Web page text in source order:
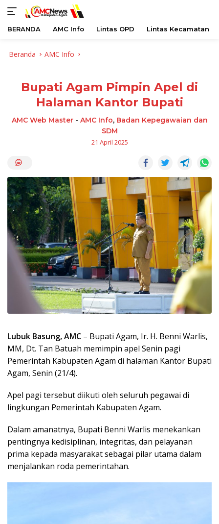
BERANDA AMC Info Lintas OPD Lintas Kecamatan
Beranda AMC Info
Bupati Agam Pimpin Apel di
Halaman Kantor Bupati
AMC Web Master- AMC Info, Badan Kepegawaian dan
SDM
21 April 2025
Lubuk Basung, AMC – Bupati Agam, Ir. H. Benni Warlis,
MM, Dt. Tan Batuah memimpin apel Senin pagi
Pemerintah Kabupaten Agam di halaman Kantor Bupati
Agam, Senin (21/4).
Apel pagi tersebut diikuti oleh seluruh pegawai di
lingkungan Pemerintah Kabupaten Agam.
Dalam amanatnya, Bupati Benni Warlis menekankan
pentingnya kedisiplinan, integritas, dan pelayanan
prima kepada masyarakat sebagai pilar utama dalam
menjalankan roda pemerintahan.